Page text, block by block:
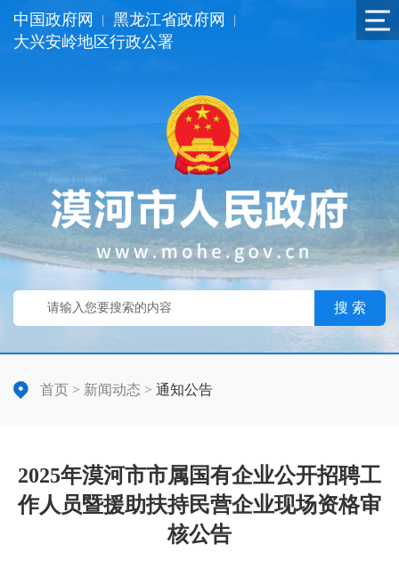
中国政府网 黑龙江省政府网
大兴安岭地区行政公署
搜 索
首页 > 新闻动态 > 通知公告
2025年漠河市市属国有企业公开招聘工
作人员暨援助扶持民营企业现场资格审
核公告